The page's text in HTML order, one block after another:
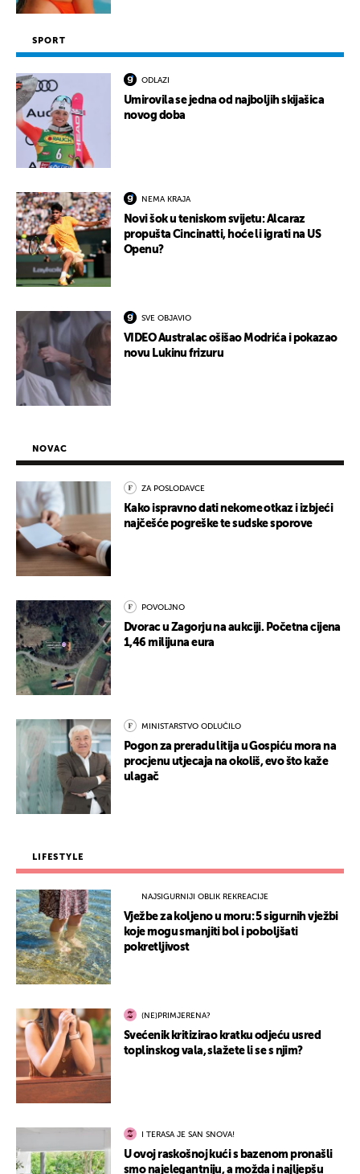
SPORT
ODLAZI
Umirovila se jedna od najboljih skijašica
novog doba
NEMA KRAJA
Novi šok u teniskom svijetu: Alcaraz
propušta Cincinatti, hoće li igrati na US
Openu?
SVE OBJAVIO
VIDEO Australac ošišao Modrića i pokazao
novu Lukinu frizuru
NOVAC
ZA POSLODAVCE
Kako ispravno dati nekome otkaz i izbjeći
najčešće pogreške te sudske sporove
POVOLJNO
Dvorac u Zagorju na aukciji. Početna cijena
1,46 milijuna eura
MINISTARSTVO ODLUČILO
Pogon za preradu litija u Gospiću mora na
procjenu utjecaja na okoliš, evo što kaže
ulagač
LIFESTYLE
NAJSIGURNIJI OBLIK REKREACIJE
Vježbe za koljeno u moru: 5 sigurnih vježbi
koje mogu smanjiti bol i poboljšati
pokretljivost
(NE)PRIMJERENA?
Svećenik kritizirao kratku odjeću usred
toplinskog vala, slažete li se s njim?
I TERASA JE SAN SNOVA!
U ovoj raskošnoj kući s bazenom pronašli
smo najelegantniju, a možda i najljepšu